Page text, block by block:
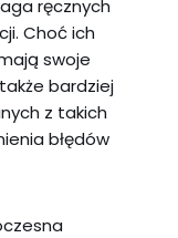
ręcznych
Choć ich
swoje
bardziej
z takich
błędów